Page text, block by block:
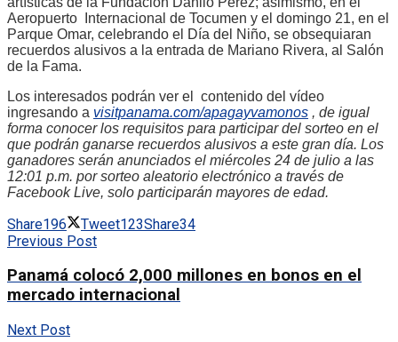
Aeropuerto Internacional de Tocumen y el domingo 21, en el
Parque Omar, celebrando el Día del Niño, se obsequiaran
recuerdos alusivos a la entrada de Mariano Rivera, al Salón
de la Fama.
Los interesados podrán ver el contenido del vídeo
ingresando a visitpanama.com/apagayvamonos , de igual
forma conocer los requisitos para participar del sorteo en el
que podrán ganarse recuerdos alusivos a este gran día. Los
ganadores serán anunciados el miércoles 24 de julio a las
12:01 p.m. por sorteo aleatorio electrónico a través de
Facebook Live, solo participarán mayores de edad.
Share196 Tweet123Share34
Previous Post
Panamá colocó 2,000 millones en bonos en el
mercado internacional
Next Post